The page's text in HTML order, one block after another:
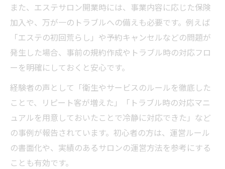
また、エステサロン開業時には、事業内容に応じた保険
加入や、万が一のトラブルへの備えも必要です。例えば
「エステの初回荒らし」や予約キャンセルなどの問題が
発生した場合、事前の規約作成やトラブル時の対応フロ
ーを明確にしておくと安心です。
経験者の声として「衛生やサービスのルールを徹底した
ことで、リピート客が増えた」「トラブル時の対応マニ
ュアルを用意しておいたことで冷静に対応できた」など
の事例が報告されています。初心者の方は、運営ルール
の書面化や、実績のあるサロンの運営方法を参考にする
ことも有効です。